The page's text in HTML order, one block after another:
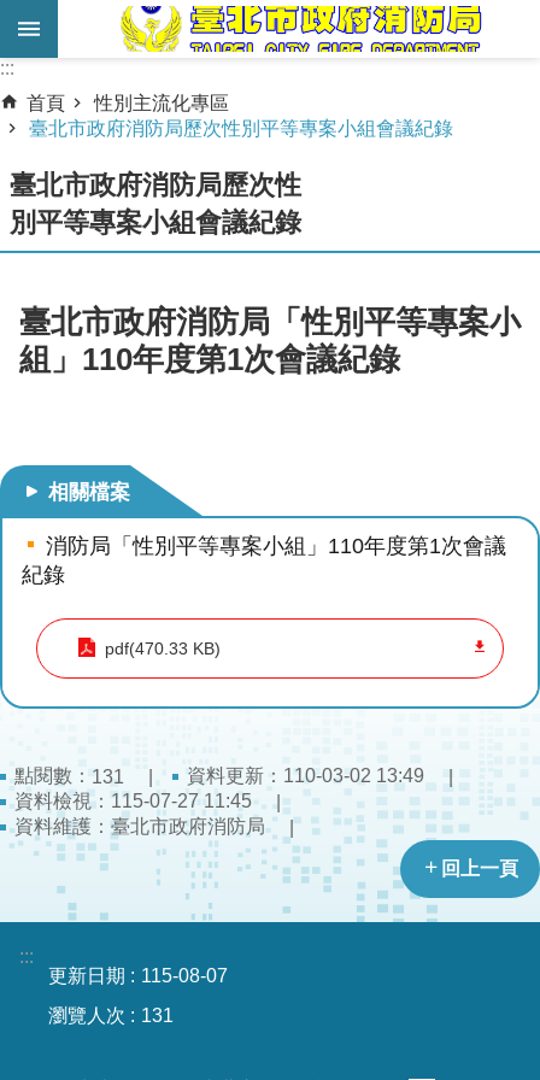
跳到主要內容區塊
進
階
尋
業
服
務
介
宣
導
教
下
民
力
園
地
府
資
:::
:::
首頁
性別主流化專區
臺北市政府消防局歷次性別平等專案小組會議紀錄
臺北市政府消防局歷次性
別平等專案小組會議紀錄
臺北市政府消防局「性別平等專案小
組」110年度第1次會議紀錄
相關檔案
消防局「性別平等專案小組」110年度第1次會議
紀錄
pdf(470.33 KB)
點閱數： 131
資料更新：110-03-02 13:49
資料檢視：115-07-27 11:45
資料維護：臺北市政府消防局
回上一頁
:::
更新日期
115-08-07
瀏覽人次
131